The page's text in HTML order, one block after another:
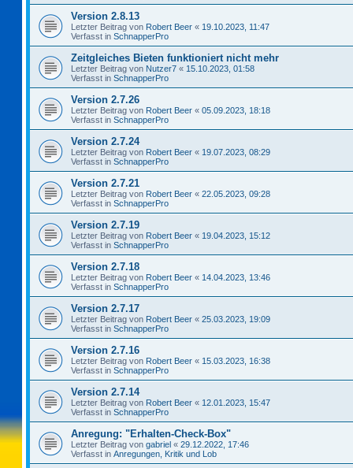
Version 2.8.13
Letzter Beitrag von Robert Beer « 19.10.2023, 11:47
Verfasst in SchnapperPro
Zeitgleiches Bieten funktioniert nicht mehr
Letzter Beitrag von Nutzer7 « 15.10.2023, 01:58
Verfasst in SchnapperPro
Version 2.7.26
Letzter Beitrag von Robert Beer « 05.09.2023, 18:18
Verfasst in SchnapperPro
Version 2.7.24
Letzter Beitrag von Robert Beer « 19.07.2023, 08:29
Verfasst in SchnapperPro
Version 2.7.21
Letzter Beitrag von Robert Beer « 22.05.2023, 09:28
Verfasst in SchnapperPro
Version 2.7.19
Letzter Beitrag von Robert Beer « 19.04.2023, 15:12
Verfasst in SchnapperPro
Version 2.7.18
Letzter Beitrag von Robert Beer « 14.04.2023, 13:46
Verfasst in SchnapperPro
Version 2.7.17
Letzter Beitrag von Robert Beer « 25.03.2023, 19:09
Verfasst in SchnapperPro
Version 2.7.16
Letzter Beitrag von Robert Beer « 15.03.2023, 16:38
Verfasst in SchnapperPro
Version 2.7.14
Letzter Beitrag von Robert Beer « 12.01.2023, 15:47
Verfasst in SchnapperPro
Anregung: "Erhalten-Check-Box"
Letzter Beitrag von gabriel « 29.12.2022, 17:46
Verfasst in Anregungen, Kritik und Lob